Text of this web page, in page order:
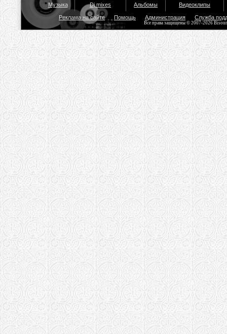
Музыка Dj mixes Альбомы Видеоклипы
Реклама на сайте Помощь Администрация Служба
Все права защищены © 2007-2026